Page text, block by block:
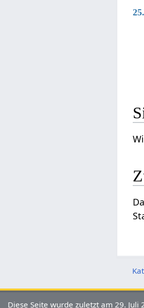
Das Verb
Diese Seite wurde zuletzt am 29.